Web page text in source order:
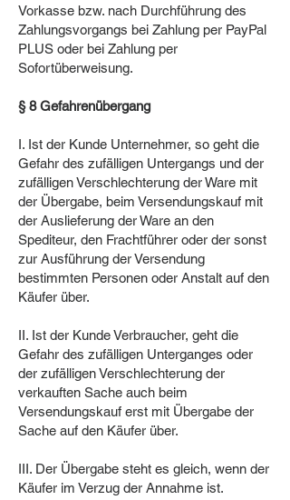
Vorkasse bzw. nach Durchführung des
Zahlungsvorgangs bei Zahlung per PayPal
PLUS oder bei Zahlung per
Sofortüberweisung.
§ 8 Gefahrenübergang
I. Ist der Kunde Unternehmer, so geht die
Gefahr des zufälligen Untergangs und der
zufälligen Verschlechterung der Ware mit
der Übergabe, beim Versendungskauf mit
der Auslieferung der Ware an den
Spediteur, den Frachtführer oder der sonst
zur Ausführung der Versendung
bestimmten Personen oder Anstalt auf den
Käufer über.
II. Ist der Kunde Verbraucher, geht die
Gefahr des zufälligen Unterganges oder
der zufälligen Verschlechterung der
verkauften Sache auch beim
Versendungskauf erst mit Übergabe der
Sache auf den Käufer über.
III. Der Übergabe steht es gleich, wenn der
Käufer im Verzug der Annahme ist.